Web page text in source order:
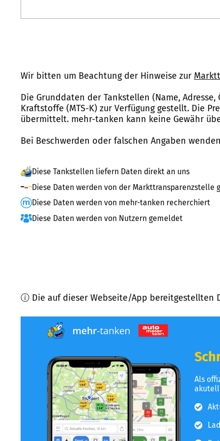
Wir bitten um Beachtung der Hinweise zur
Die Grunddaten der Tankstellen (Name,
Kraftstoffe (MTS-K) zur Verfügung gestellt. Die
übermittelt. mehr-tanken kann keine Gewähr
Bei Beschwerden oder falschen Angaben
Diese Tankstellen liefern Daten direkt an uns
Diese Daten werden von der Markttransparenzstelle
Diese Daten werden von mehr-tanken recherchiert
Diese Daten werden von Nutzern gemeldet
ⓘ Die auf dieser Webseite/App bereitgestellten
Als